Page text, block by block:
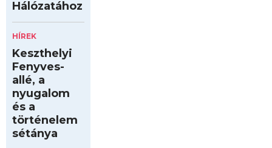
Hálózatához
HÍREK
Keszthelyi
Fenyves-
allé, a
nyugalom
és a
történelem
sétánya